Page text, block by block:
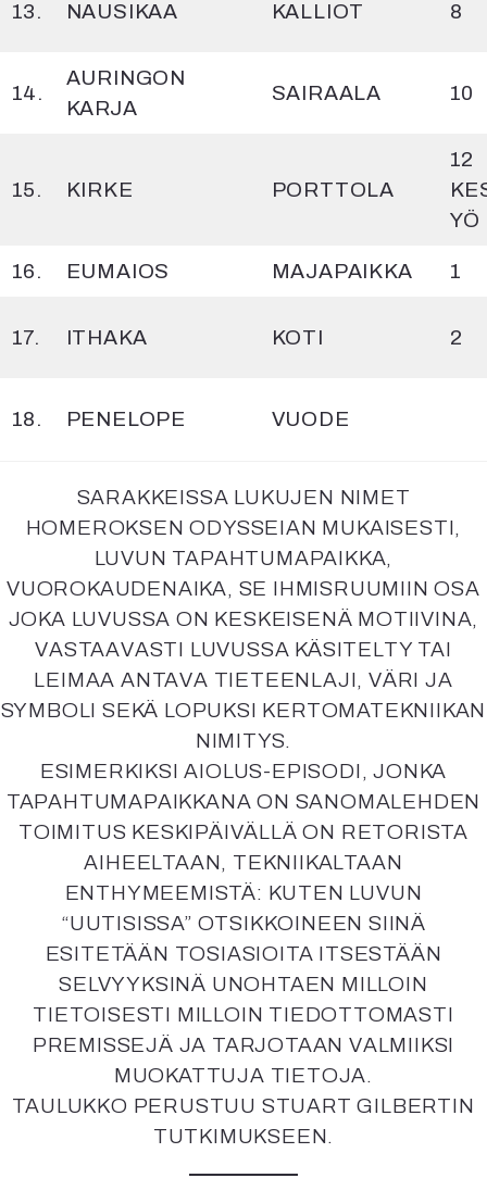
13. NAUSIKAA KALLIOT 8
14.
AURINGON
KARJA
SAIRAALA 10
15. KIRKE PORTTOLA
12
YÖ
16. EUMAIOS MAJAPAIKKA 1
17. ITHAKA KOTI 2
18. PENELOPE VUODE
SARAKKEISSA LUKUJEN NIMET
HOMEROKSEN ODYSSEIAN MUKAISESTI,
LUVUN TAPAHTUMAPAIKKA,
VUOROKAUDENAIKA, SE IHMISRUUMIIN OSA
JOKA LUVUSSA ON KESKEISENÄ MOTIIVINA,
VASTAAVASTI LUVUSSA KÄSITELTY TAI
LEIMAA ANTAVA TIETEENLAJI, VÄRI JA
SYMBOLI SEKÄ LOPUKSI KERTOMATEKNIIKAN
NIMITYS.
ESIMERKIKSI AIOLUS-EPISODI, JONKA
TAPAHTUMAPAIKKANA ON SANOMALEHDEN
TOIMITUS KESKIPÄIVÄLLÄ ON RETORISTA
AIHEELTAAN, TEKNIIKALTAAN
ENTHYMEEMISTÄ: KUTEN LUVUN
“UUTISISSA” OTSIKKOINEEN SIINÄ
ESITETÄÄN TOSIASIOITA ITSESTÄÄN
SELVYYKSINÄ UNOHTAEN MILLOIN
TIETOISESTI MILLOIN TIEDOTTOMASTI
PREMISSEJÄ JA TARJOTAAN VALMIIKSI
MUOKATTUJA TIETOJA.
TAULUKKO PERUSTUU STUART GILBERTIN
TUTKIMUKSEEN.